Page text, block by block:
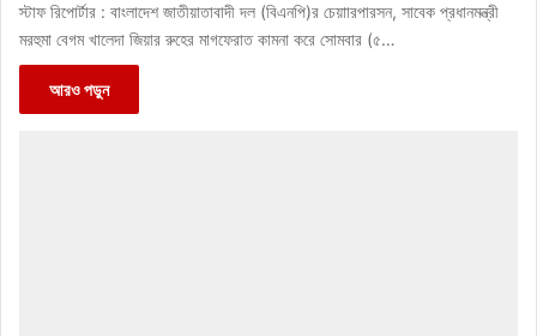
স্টাফ রিপোর্টার : বাংলাদেশ জাতীয়াতাবাদী দল (বিএনপি)র চেয়াারপারসন, সাবেক প্রধানমন্ত্রী
মরহুমা বেগম খালেদা জিয়ার রুহের মাগফেরাত কামনা করে সোমবার (৫…
আরও পড়ুন